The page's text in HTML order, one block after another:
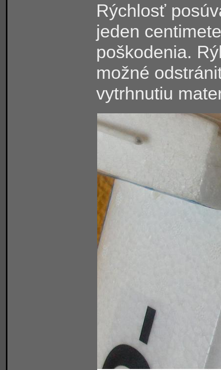
Rýchlosť
jeden
poškodenia.
možné
vytrhnutiu